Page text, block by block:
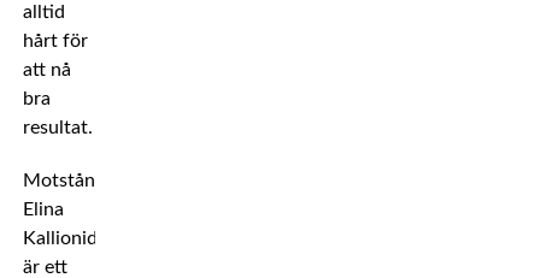
alltid
hårt för
att nå
bra
resultat.
Motståndaren
Elina
Kallionidou
är ett